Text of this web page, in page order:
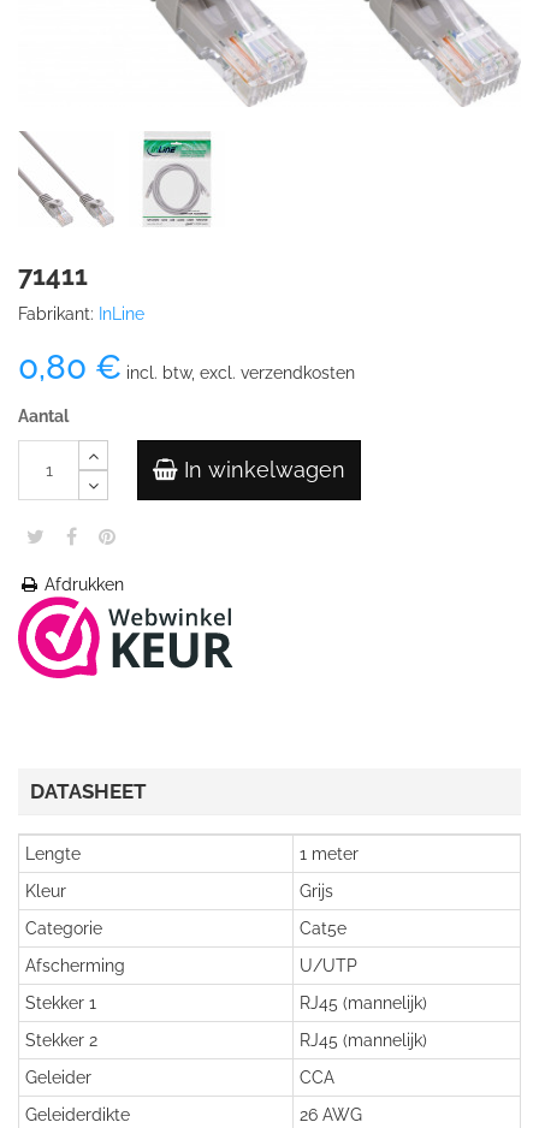
71411
Fabrikant: InLine
0,80 € incl. btw, excl. verzendkosten
Aantal
In winkelwagen
Afdrukken
DATASHEET
Lengte
1 meter
Kleur
Grijs
Categorie
Cat5e
Afscherming
U/UTP
Stekker 1
RJ45 (mannelijk)
Stekker 2
RJ45 (mannelijk)
Geleider
CCA
Geleiderdikte
26 AWG